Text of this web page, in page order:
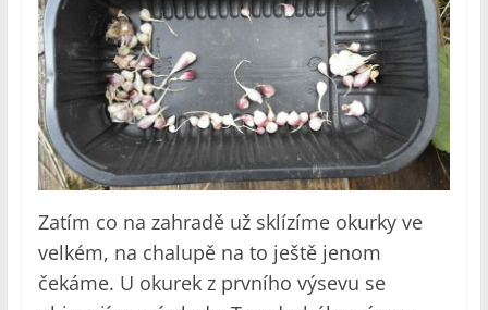
Zatím co na zahradě už sklízíme okurky ve
velkém, na chalupě na to ještě jenom
čekáme. U okurek z prvního výsevu se